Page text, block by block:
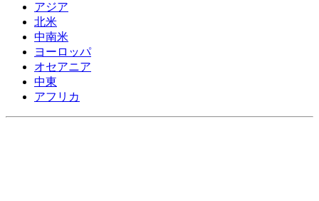
アジア
北米
中南米
ヨーロッパ
オセアニア
中東
アフリカ